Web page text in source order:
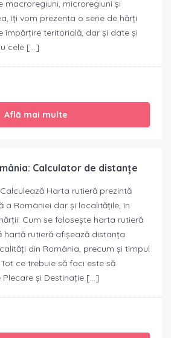
macroregiuni, microregiuni și
îți vom prezenta o serie de hărți
împărțire teritorială, dar și date și
cele […]
Află mai multe
Calculator de distanțe
Harta rutieră prezintă
a României dar și localitățile, în
Cum se folosește harta rutieră
hartă rutieră afișează distanța
din România, precum și timpul
ce trebuie să faci este să
Plecare și Destinație […]